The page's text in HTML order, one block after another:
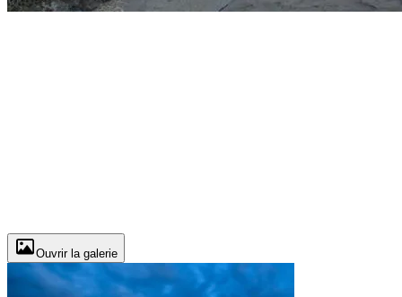
Ouvrir la galerie